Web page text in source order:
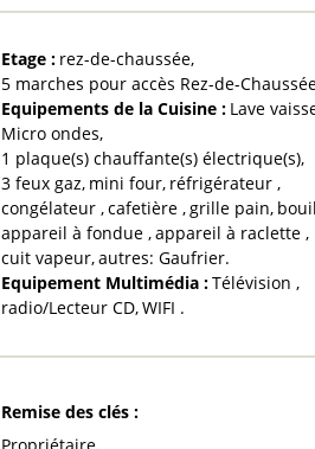
Etage : rez-de-chaussée
5 marches pour accès Rez-de-
Equipements de la Cuisine : Lave
Micro ondes
1 plaque(s) chauffante(s) électrique(s)
3 feux gaz mini four réfrigérateur
congélateur cafetière grille pain
appareil à fondue appareil à raclette
cuit vapeur autres: Gaufrier
Equipement Multimédia :Télévision
radio/Lecteur CD WIFI
Remise des clés :